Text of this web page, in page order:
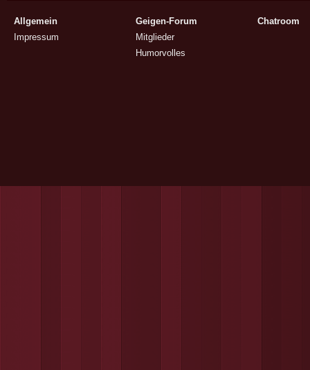
Allgemein
Impressum
Geigen-Forum
Mitglieder
Humorvolles
Chatroom